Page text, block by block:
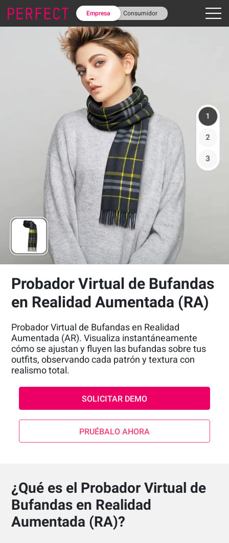
Empresa Consumidor
Probador Virtual de Bufandas
en Realidad Aumentada (RA)
Probador Virtual de Bufandas en Realidad
Aumentada (AR). Visualiza instantáneamente
cómo se ajustan y fluyen las bufandas sobre tus
outfits, observando cada patrón y textura con
realismo total.
SOLICITAR DEMO
PRUÉBALO AHORA
¿Qué es el Probador Virtual de
Bufandas en Realidad
Aumentada (RA)?